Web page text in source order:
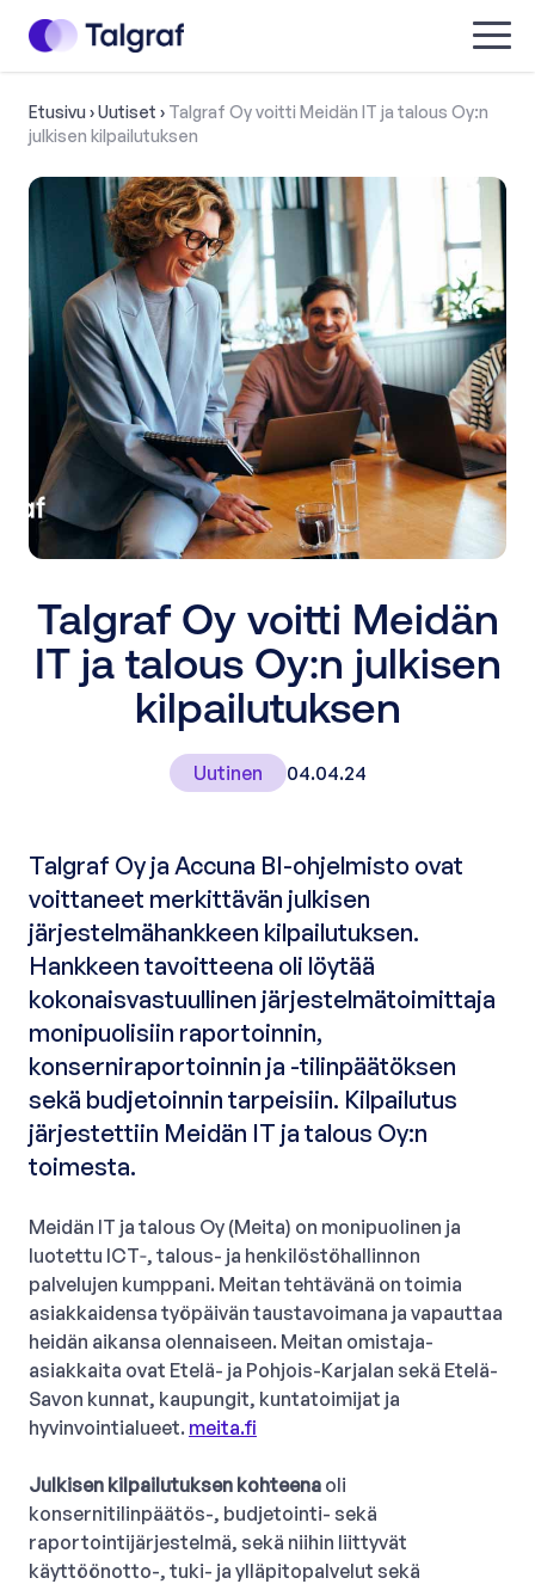
Talgraf Menu
Etusivu›Uutiset › Talgraf Oy voitti Meidän IT ja talous Oy:n
julkisen kilpailutuksen
Talgraf Oy voitti Meidän
IT ja talous Oy:n julkisen
kilpailutuksen
Uutinen 04.04.24
Talgraf Oy ja Accuna BI-ohjelmisto ovat
voittaneet merkittävän julkisen
järjestelmähankkeen kilpailutuksen.
Hankkeen tavoitteena oli löytää
kokonaisvastuullinen järjestelmätoimittaja
monipuolisiin raportoinnin,
konserniraportoinnin ja -tilinpäätöksen
sekä budjetoinnin tarpeisiin. Kilpailutus
järjestettiin Meidän IT ja talous Oy:n
toimesta.
Meidän IT ja talous Oy (Meita) on monipuolinen ja
luotettu ICT‑, talous- ja henkilöstöhallinnon
palvelujen kumppani. Meitan tehtävänä on toimia
asiakkaidensa työpäivän taustavoimana ja vapauttaa
heidän aikansa olennaiseen. Meitan omistaja-
asiakkaita ovat Etelä- ja Pohjois-Karjalan sekä Etelä-
Savon kunnat, kaupungit, kuntatoimijat ja
hyvinvointialueet. meita.fi
Julkisen kilpailutuksen kohteena oli
konsernitilinpäätös-, budjetointi- sekä
raportointijärjestelmä, sekä niihin liittyvät
käyttöönotto-, tuki- ja ylläpitopalvelut sekä